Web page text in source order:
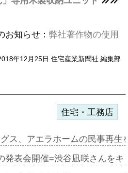
お知らせ： 弊社著作物の使用
年12月25日 住宅産業新聞社 編集部
住宅・工務店
ス、アエラホームの民事再
発表会開催=渋谷凪咲さんを